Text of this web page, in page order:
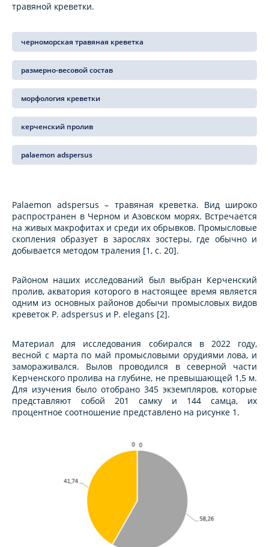
травяной креветки.
черноморская травяная креветка
размерно-весовой состав
морфология креветки
керченский пролив
palaemon adspersus
Palaemon adspersus– травяная креветка. Вид широко
распространен в Черном и Азовском морях. Встречается
на живых макрофитах и среди их обрывков. Промысловые
скопления образует в зарослях зостеры, где обычно и
добывается методом траления [1, с. 20].
Районом наших исследований был выбран Керченский
пролив, акватория которого в настоящее время является
одним из основных районов добычи промысловых видов
креветок P. adspersus и P. elegans [2].
Материал для исследования собирался в 2022 году,
весной с марта по май промысловыми орудиями лова, и
замораживался. Вылов проводился в северной части
Керченского пролива на глубине, не превышающей 1,5 м.
Для изучения было отобрано 345 экземпляров, которые
представляют собой 201 самку и 144 самца, их
процентное соотношение представлено на рисунке 1.